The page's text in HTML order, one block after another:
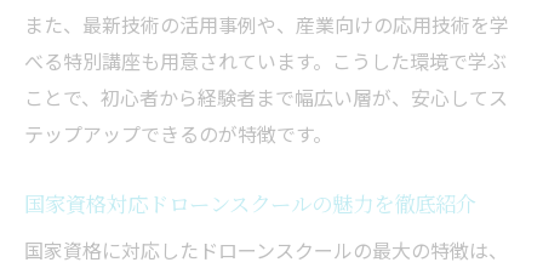
国家資格に直結する実践的な講習内容を解
説
ドローンスクールの卒業生が語る実務での
活用法
新技術対応ドローンスクールの講習活用法
を解説
また、最新技術の活用事例や、産業向けの応用技術を学
べる特別講座も用意されています。こうした環境で学ぶ
ことで、初心者から経験者まで幅広い層が、安心してス
テップアップできるのが特徴です。
国家資格対応ドローンスクールの魅力を徹底紹介
国家資格に対応したドローンスクールの最大の特徴は、